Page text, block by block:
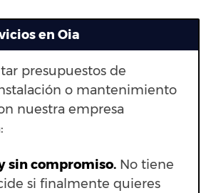
en Oia
presupuestos de
o mantenimiento
nuestra empresa
sin compromiso. No tiene
si finalmente quieres